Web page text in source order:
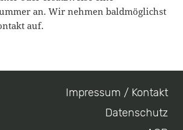
an. Wir nehmen baldmöglichst
auf.
Impressum / Kontakt
Datenschutz